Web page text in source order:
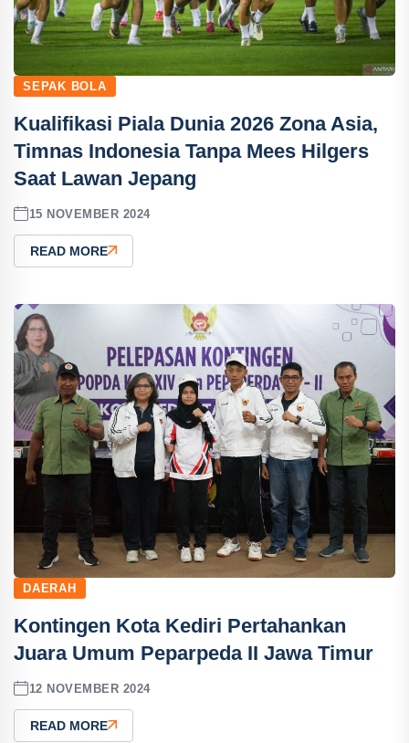
SEPAK BOLA
Kualifikasi Piala Dunia 2026 Zona Asia,
Timnas Indonesia Tanpa Mees Hilgers
Saat Lawan Jepang
15 NOVEMBER 2024
READ MORE
DAERAH
Kontingen Kota Kediri Pertahankan
Juara Umum Peparpeda II Jawa Timur
12 NOVEMBER 2024
READ MORE